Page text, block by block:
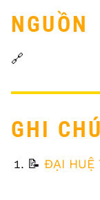
NGUỒN
🔗
GHI CHÚ
📝 ĐẠI HUỆ